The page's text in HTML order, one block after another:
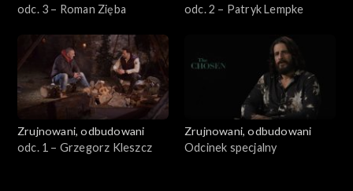
odc. 3 – Roman Zięba
odc. 2 – Patryk Lempke
Zrujnowani, odbudowani
odc. 1 – Grzegorz Kleszcz
Zrujnowani, odbudowani
Odcinek specjalny